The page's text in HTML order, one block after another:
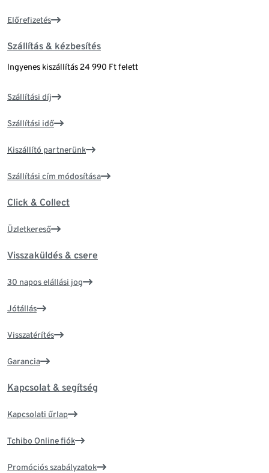
Előrefizetés
Szállítás & kézbesítés
Ingyenes kiszállítás 24 990 Ft felett
Szállítási díj
Szállítási idő
Kiszállító partnerünk
Szállítási cím módosítása
Click & Collect
Üzletkereső
Visszaküldés & csere
30 napos elállási jog
Jótállás
Visszatérítés
Garancia
Kapcsolat & segítség
Kapcsolati űrlap
Tchibo Online fiók
Promóciós szabályzatok